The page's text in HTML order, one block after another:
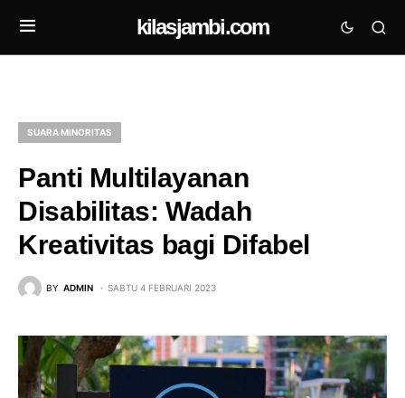
kilasjambi.com
SUARA MINORITAS
Panti Multilayanan
Disabilitas: Wadah
Kreativitas bagi Difabel
BY ADMIN SABTU 4 FEBRUARI 2023